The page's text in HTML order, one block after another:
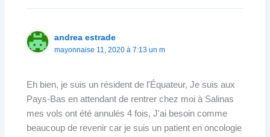
andrea estrade
mayonnaise 11, 2020 à 7:13 un m
Eh bien, je suis un résident de l'Équateur, Je suis aux
Pays-Bas en attendant de rentrer chez moi à Salinas
mes vols ont été annulés 4 fois, J'ai besoin comme
beaucoup de revenir car je suis un patient en oncologie